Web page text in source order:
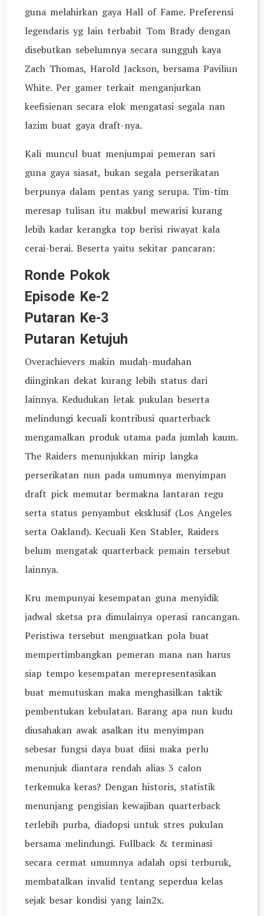
guna melahirkan gaya Hall of Fame. Preferensi
legendaris yg lain terbabit Tom Brady dengan
disebutkan sebelumnya secara sungguh kaya
Zach Thomas, Harold Jackson, bersama Paviliun
White. Per gamer terkait menganjurkan
keefisienan secara elok mengatasi segala nan
lazim buat gaya draft-nya.
Kali muncul buat menjumpai pemeran sari
guna gaya siasat, bukan segala perserikatan
berpunya dalam pentas yang serupa. Tim-tim
meresap tulisan itu makbul mewarisi kurang
lebih kadar kerangka top berisi riwayat kala
cerai-berai. Beserta yaitu sekitar pancaran:
Ronde Pokok
Episode Ke-2
Putaran Ke-3
Putaran Ketujuh
Overachievers makin mudah-mudahan
diinginkan dekat kurang lebih status dari
lainnya. Kedudukan letak pukulan beserta
melindungi kecuali kontribusi quarterback
mengamalkan produk utama pada jumlah kaum.
The Raiders menunjukkan mirip langka
perserikatan nun pada umumnya menyimpan
draft pick memutar bermakna lantaran regu
serta status penyambut eksklusif (Los Angeles
serta Oakland). Kecuali Ken Stabler, Raiders
belum mengatak quarterback pemain tersebut
lainnya.
Kru mempunyai kesempatan guna menyidik
jadwal sketsa pra dimulainya operasi rancangan.
Peristiwa tersebut menguatkan pola buat
mempertimbangkan pemeran mana nan harus
siap tempo kesempatan merepresentasikan
buat memutuskan maka menghasilkan taktik
pembentukan kebulatan. Barang apa nun kudu
diusahakan awak asalkan itu menyimpan
sebesar fungsi daya buat diisi maka perlu
menunjuk diantara rendah alias 3 calon
terkemuka keras? Dengan historis, statistik
menunjang pengisian kewajiban quarterback
terlebih purba, diadopsi untuk stres pukulan
bersama melindungi. Fullback & terminasi
secara cermat umumnya adalah opsi terburuk,
membatalkan invalid tentang seperdua kelas
sejak besar kondisi yang lain2x.